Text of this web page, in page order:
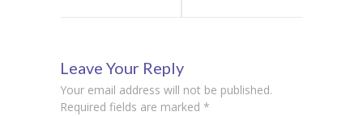
sposobnosti
analize i sinteze
Leave Your Reply
Your email address will not be published.
Required fields are marked *